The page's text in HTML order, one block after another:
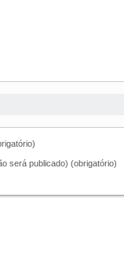
será publicado) (obrigatório)